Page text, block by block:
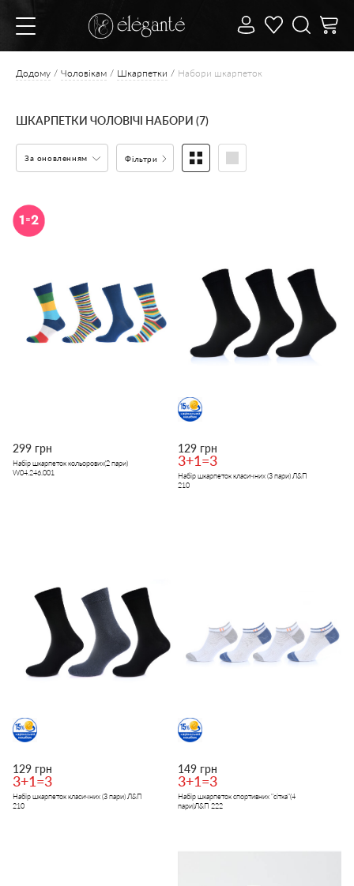
Додому Чоловікам Шкарпетки Набори шкарпеток
ШКАРПЕТКИ ЧОЛОВІЧІ НАБОРИ (7)
За оновленням Фільтри
299 грн
Набір шкарпеток кольорових(2 пари)
W04.246.001
129 грн
3+1=3
Набір шкарпеток класичних (3 пари) Л&П
210
129 грн
3+1=3
Набір шкарпеток класичних (3 пари) Л&П
210
149 грн
3+1=3
Набір шкарпеток спортивних "сітка"(4
пари)Л&П 222